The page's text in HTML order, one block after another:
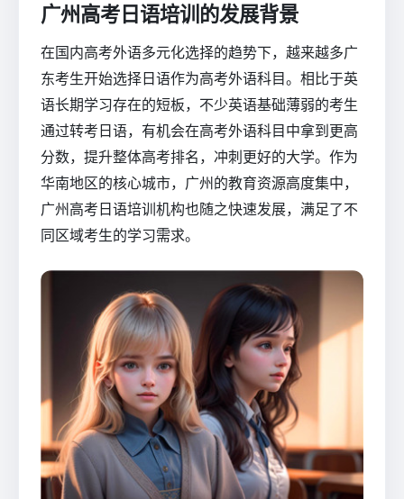
广州高考日语培训的发展背景
在国内高考外语多元化选择的趋势下，越来越多广
东考生开始选择日语作为高考外语科目。相比于英
语长期学习存在的短板，不少英语基础薄弱的考生
通过转考日语，有机会在高考外语科目中拿到更高
分数，提升整体高考排名，冲刺更好的大学。作为
华南地区的核心城市，广州的教育资源高度集中，
广州高考日语培训机构也随之快速发展，满足了不
同区域考生的学习需求。